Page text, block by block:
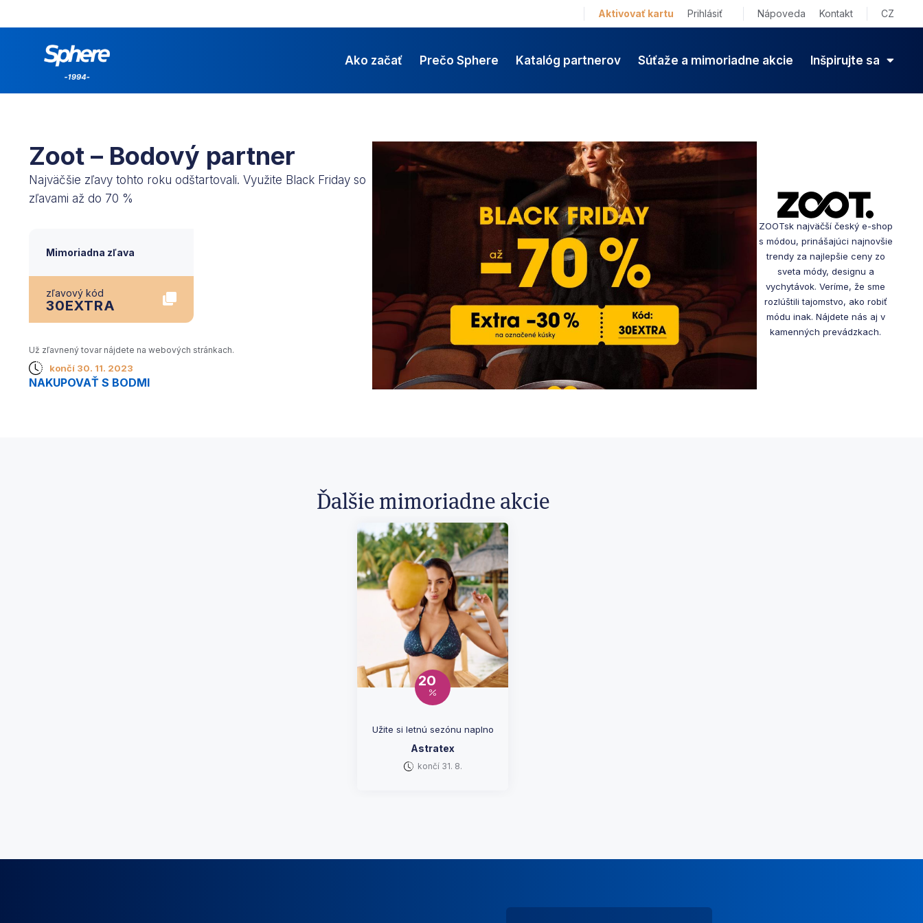
Aktivovať kartu Prihlásiť Nápoveda Kontakt CZ
Ako začať Prečo Sphere Katalóg partnerov Súťaže a mimoriadne akcie Inšpirujte sa
Zoot – Bodový partner
Najväčšie zľavy tohto roku odštartovali. Využite Black Friday so
zľavami až do 70 %
Mimoriadna zľava
zľavový kód
30EXTRA
Už zľavnený tovar nájdete na webových stránkach.
končí 30. 11. 2023
NAKUPOVAŤ S BODMI
ZOOTsk najväčší český e-shop
s módou, prinášajúci najnovšie
trendy za najlepšie ceny zo
sveta módy, designu a
vychytávok. Veríme, že sme
rozlúštili tajomstvo, ako robiť
módu inak. Nájdete nás aj v
kamenných prevádzkach.
Ďalšie mimoriadne akcie
20
Užite si letnú sezónu naplno
Astratex
končí 31. 8.